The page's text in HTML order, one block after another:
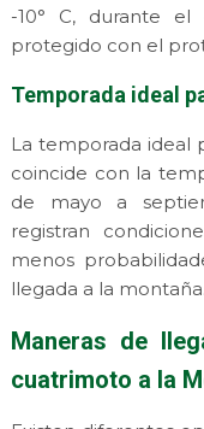
-10° C, durante
protegido con el
Temporada ideal
La temporada ideal
coincide con la
de mayo a
registran
menos
llegada a la montaña.
Maneras de
cuatrimoto a la